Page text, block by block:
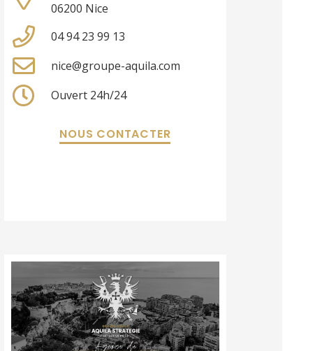
06200 Nice
04 94 23 99 13
nice@groupe-aquila.com
Ouvert 24h/24
NOUS CONTACTER